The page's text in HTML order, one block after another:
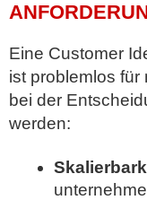
Eine Customer
ist problemlos
bei der
werden: